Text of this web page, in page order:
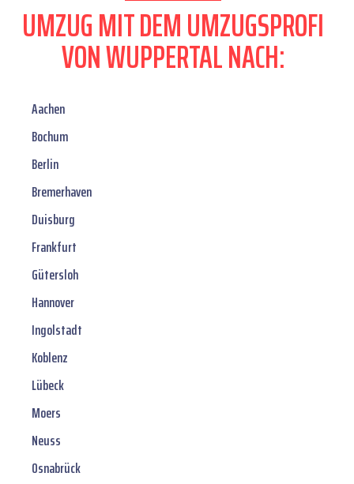
UMZUG MIT DEM UMZUGSPROFI
VON WUPPERTAL NACH:
Aachen
Bochum
Berlin
Bremerhaven
Duisburg
Frankfurt
Gütersloh
Hannover
Ingolstadt
Koblenz
Lübeck
Moers
Neuss
Osnabrück